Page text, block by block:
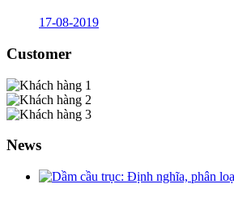
17-08-2019
Customer
News